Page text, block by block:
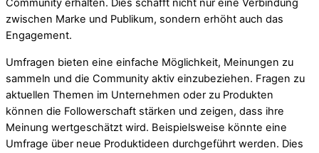
Community erhalten. Dies schafft nicht nur eine Verbindung
zwischen Marke und Publikum, sondern erhöht auch das
Engagement.
Umfragen bieten eine einfache Möglichkeit, Meinungen zu
sammeln und die Community aktiv einzubeziehen. Fragen zu
aktuellen Themen im Unternehmen oder zu Produkten
können die Followerschaft stärken und zeigen, dass ihre
Meinung wertgeschätzt wird. Beispielsweise könnte eine
Umfrage über neue Produktideen durchgeführt werden. Dies